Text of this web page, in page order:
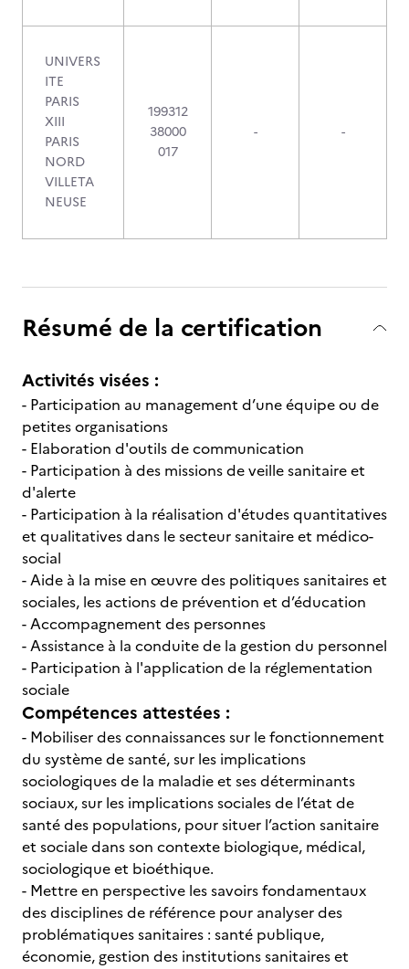
UNIVERS
ITE
PARIS
XIII
PARIS
NORD
VILLETA
NEUSE
199312
38000
017
- -
Résumé de la certification
Activités visées :
- Participation au management d’une équipe ou de
petites organisations
- Elaboration d'outils de communication
- Participation à des missions de veille sanitaire et
d'alerte
- Participation à la réalisation d'études quantitatives
et qualitatives dans le secteur sanitaire et médico-
social
- Aide à la mise en œuvre des politiques sanitaires et
sociales, les actions de prévention et d’éducation
- Accompagnement des personnes
- Assistance à la conduite de la gestion du personnel
- Participation à l'application de la réglementation
sociale
Compétences attestées :
- Mobiliser des connaissances sur le fonctionnement
du système de santé, sur les implications
sociologiques de la maladie et ses déterminants
sociaux, sur les implications sociales de l’état de
santé des populations, pour situer l’action sanitaire
et sociale dans son contexte biologique, médical,
sociologique et bioéthique.
- Mettre en perspective les savoirs fondamentaux
des disciplines de référence pour analyser des
problématiques sanitaires : santé publique,
économie, gestion des institutions sanitaires et